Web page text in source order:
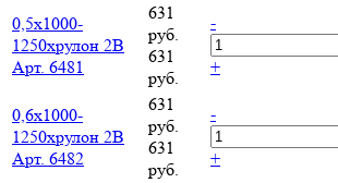
0,5х1000-
1250хрулон 2B
Арт. 6481
631
руб.
631
руб.
-
+
0,6х1000-
1250хрулон 2B
Арт. 6482
631
руб.
631
руб.
-
+